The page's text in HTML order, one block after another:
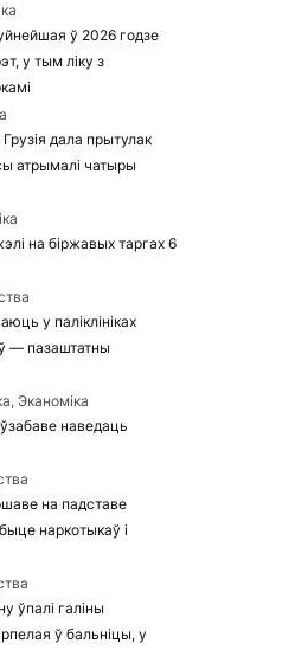
ў 2026 годзе
у тым ліку з
дала прытулак
атрымалі чатыры
на біржавых таргах 6
у паліклініках
— пазаштатны
Эканоміка
наведаць
на падставе
наркотыкаў і
ўпалі галіны
ў бальніцы, у